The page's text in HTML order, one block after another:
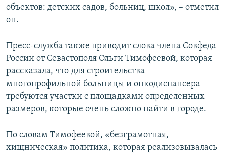
объектов: детских садов, больниц, школ», – отметил
он.
Пресс-служба также приводит слова члена Совфеда
России от Севастополя Ольги Тимофеевой, которая
рассказала, что для строительства
многопрофильной больницы и онкодиспансера
требуются участки с площадками определенных
размеров, которые очень сложно найти в городе.
По словам Тимофеевой, «безграмотная,
хищническая» политика, которая реализовывалась